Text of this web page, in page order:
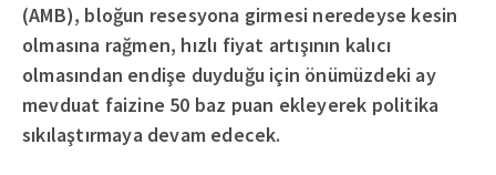
(AMB), bloğun resesyona girmesi neredeyse kesin
olmasına rağmen, hızlı fiyat artışının kalıcı
olmasından endişe duyduğu için önümüzdeki ay
mevduat faizine 50 baz puan ekleyerek politika
sıkılaştırmaya devam edecek.